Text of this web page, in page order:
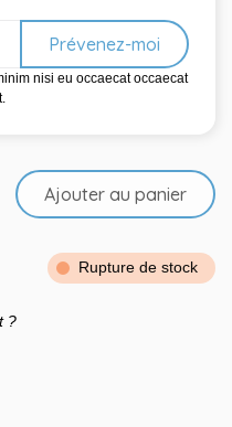
Prévenez-moi
nisi eu occaecat occaecat
Ajouter au panier
Rupture de stock
?